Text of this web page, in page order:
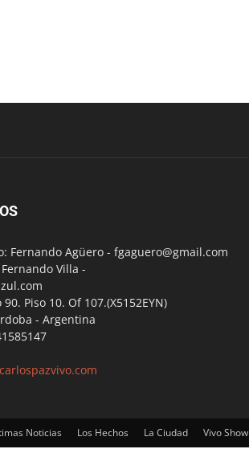
Fernando Agüero - fgaguero@gmail.com
Villa -
Piso 10. Of 107.(X5152EYN)
- Argentina
Noticias Los Hechos La Ciudad Vivo Show